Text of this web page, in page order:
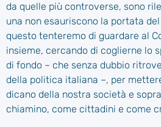
da quelle più controverse, sono
una non esauriscono la portata
questo tenteremo di guardare al
insieme, cercando di coglierne lo
di fondo – che senza dubbio
della politica italiana –, per
dicano della nostra società e
chiamino, come cittadini e come